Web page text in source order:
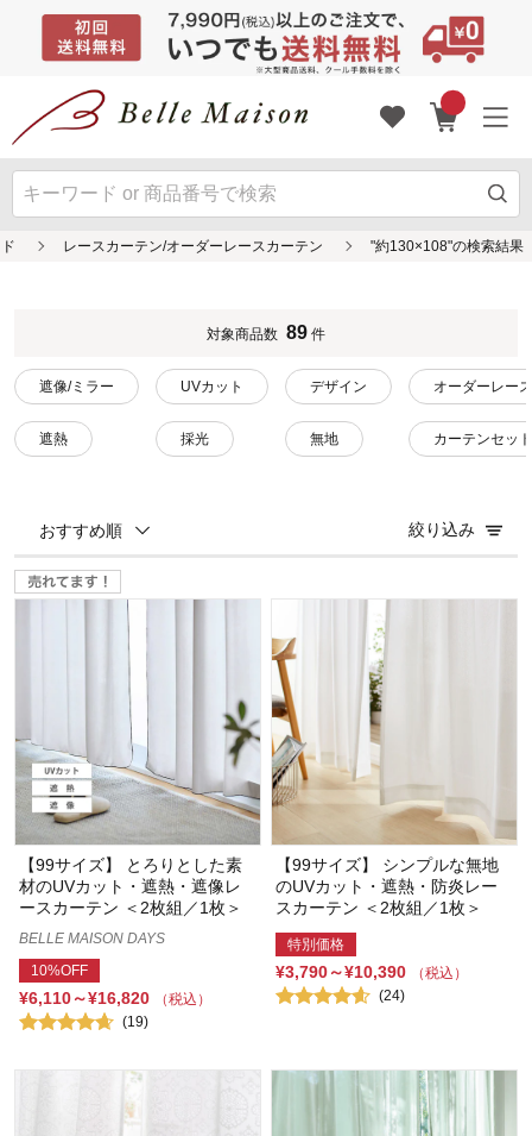
レースカーテン/オーダーレースカーテン "約130×108"の検索結果
対象商品数 89 件
遮像/ミラー
遮熱
UVカット
採光
デザイン
無地
オーダーレー
カーテンセット
おすすめ順 絞り込み
【99サイズ】 とろりとした素
材のUVカット・遮熱・遮像レ
ースカーテン ＜2枚組／1枚＞
BELLE MAISON DAYS
10%OFF
¥6,110～¥16,820
（税込）
(19)
【99サイズ】 シンプルな無地
のUVカット・遮熱・防炎レー
スカーテン ＜2枚組／1枚＞
特別価格
¥3,790～¥10,390
（税込）
(24)